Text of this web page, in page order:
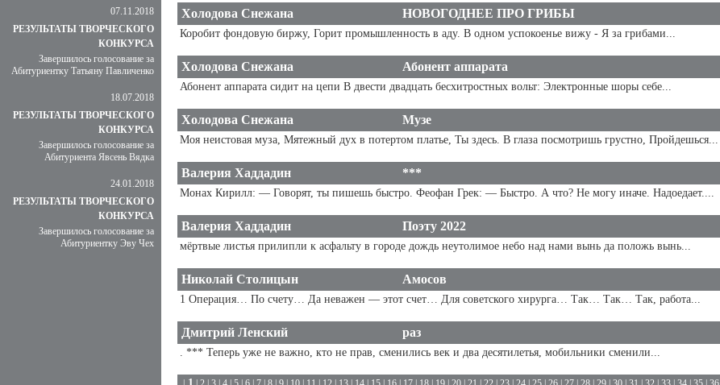
07.11.2018
РЕЗУЛЬТАТЫ ТВОРЧЕСКОГО
КОНКУРСА
Завершилось голосование за
Абитуриентку Татьяну Павличенко
18.07.2018
РЕЗУЛЬТАТЫ ТВОРЧЕСКОГО
КОНКУРСА
Завершилось голосование за
Абитуриента Явсень Вядка
24.01.2018
РЕЗУЛЬТАТЫ ТВОРЧЕСКОГО
КОНКУРСА
Завершилось голосование за
Абитуриентку Эву Чех
Холодова Снежана НОВОГОДНЕЕ ПРО ГРИБЫ
Коробит фондовую биржу, Горит промышленность в аду. В одном успокоенье вижу - Я за грибами...
Холодова Снежана Абонент аппарата
Абонент аппарата сидит на цепи В двести двадцать бесхитростных вольт: Электронные шоры себе...
Холодова Снежана Музе
Моя неистовая муза, Мятежный дух в потертом платье, Ты здесь. В глаза посмотришь грустно, Пройдешься...
Валерия Хаддадин ***
Монах Кирилл: — Говорят, ты пишешь быстро. Феофан Грек: — Быстро. А что? Не могу иначе. Надоедает....
Валерия Хаддадин Поэту 2022
мёртвые листья прилипли к асфальту в городе дождь неутолимое небо над нами вынь да положь вынь...
Николай Столицын Амосов
1 Операция… По счету… Да неважен — этот счет… Для советского хирурга… Так… Так… Так, работа...
Дмитрий Ленский раз
. *** Теперь уже не важно, кто не прав, сменились век и два десятилетья, мобильники сменили...